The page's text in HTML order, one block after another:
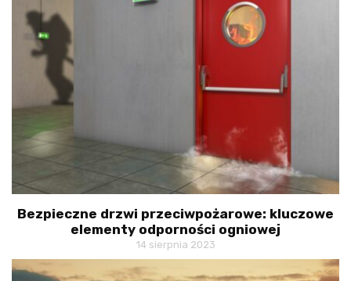
Bezpieczne drzwi przeciwpożarowe: kluczowe
elementy odporności ogniowej
14 sierpnia 2023